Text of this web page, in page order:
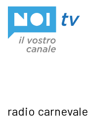
radio carnevale